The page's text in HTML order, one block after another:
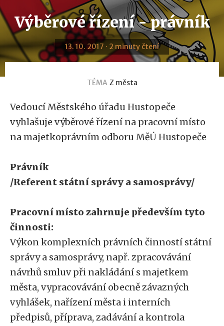
Výběrové řízení - právník
13. 10. 2017 · 2 minuty čtení
TÉMA Z města
Vedoucí Městského úřadu Hustopeče
vyhlašuje výběrové řízení na pracovní místo
na majetkoprávním odboru MěÚ Hustopeče
Právník
/Referent státní správy a samosprávy/
Pracovní místo zahrnuje především tyto
činnosti:
Výkon komplexních právních činností státní
správy a samosprávy, např. zpracovávání
návrhů smluv při nakládání s majetkem
města, vypracovávání obecně závazných
vyhlášek, nařízení města i interních
předpisů, příprava, zadávání a kontrola